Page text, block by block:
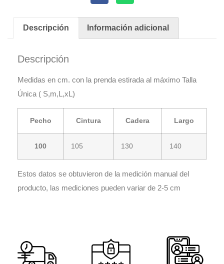
Descripción Información adicional
Descripción
Medidas en cm. con la prenda estirada al máximo Talla
Única ( S,m,L,xL)
Pecho Cintura Cadera Largo
100 105 130 140
Estos datos se obtuvieron de la medición manual del
producto, las mediciones pueden variar de 2-5 cm